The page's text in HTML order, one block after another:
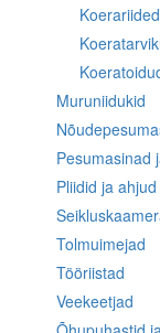
Koerariided
Muruniidukid
Pesumasinad
Pliidid ja ahjud
Tolmuimejad
Tööriistad
Veekeetjad